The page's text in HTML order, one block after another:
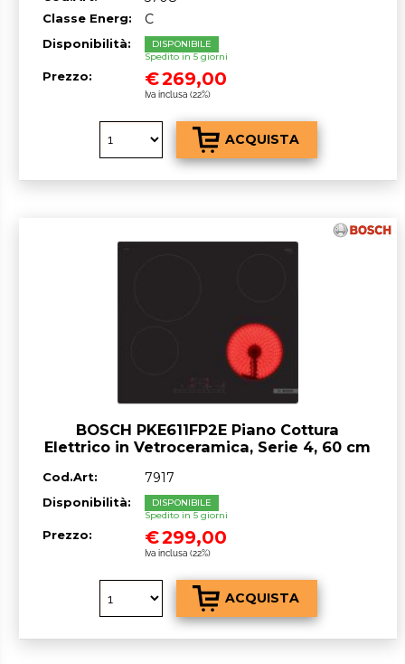
Classe Energ: C
Disponibilità:
DISPONIBILE
Spedito in 5 giorni
Prezzo: €269,00
Iva inclusa (22%)
BOSCH PKE611FP2E Piano Cottura
Elettrico in Vetroceramica, Serie 4, 60 cm
Cod.Art: 7917
Disponibilità:
DISPONIBILE
Spedito in 5 giorni
Prezzo: €299,00
Iva inclusa (22%)